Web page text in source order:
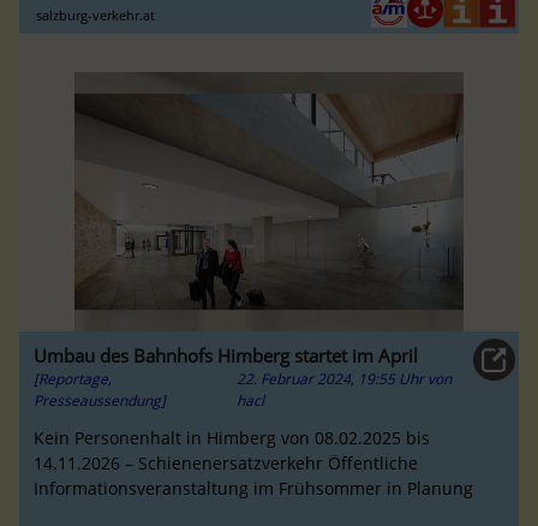
salzburg-verkehr.at
Umbau des Bahnhofs Himberg startet im April
[Reportage,
Presseaussendung]
22. Februar 2024, 19:55 Uhr von
hacl
Kein Personenhalt in Himberg von 08.02.2025 bis
14.11.2026 – Schienenersatzverkehr Öffentliche
Informationsveranstaltung im Frühsommer in Planung